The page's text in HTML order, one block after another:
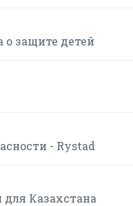
о защите детей
- Rystad
Казахстана